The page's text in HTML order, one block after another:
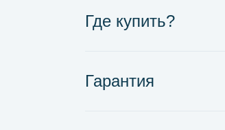
Где купить?
Гарантия